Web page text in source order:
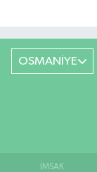
OSMANİYE
İMSAK